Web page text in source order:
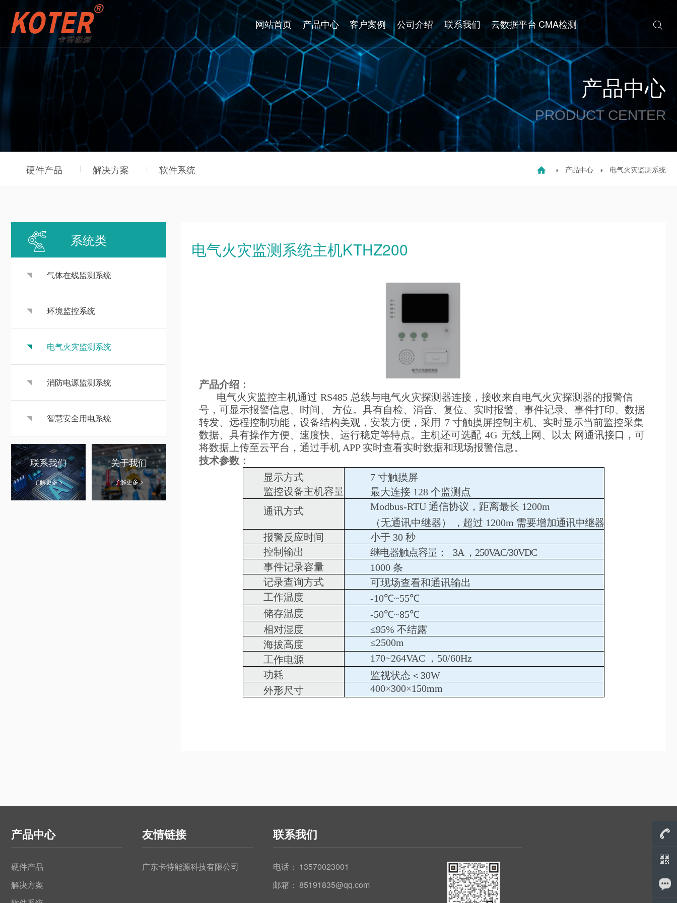

网站首页 产品中心 客户案例 公司介绍 联系我们 云数据平台 CMA检测
产品中心
PRODUCT CENTER
硬件产品 解决方案 软件系统   产品中心  电气火灾监测系统
系统类
气体在线监测系统
环境监控系统
电气火灾监测系统
消防电源监测系统
智慧安全用电系统
联系我们
了解更多 >
关于我们
了解更多 >
电气火灾监测系统主机KTHZ200
产品介绍：
电气火灾监控主机通过 RS485 总线与电气火灾探测器连接，接收来自电气火灾探测器的报警信
号，可显示报警信息、时间、 方位。具有自检、消音、复位、实时报警、事件记录、事件打印、数据
转发、远程控制功能，设备结构美观，安装方便，采用 7 寸触摸屏控制主机、实时显示当前监控采集
数据、具有操作方便、速度快、运行稳定等特点。主机还可选配 4G 无线上网、以太 网通讯接口，可
将数据上传至云平台，通过手机 APP 实时查看实时数据和现场报警信息。
技术参数：
显示方式
7 寸触摸屏
监控设备主机容量
最大连接 128 个监测点
通讯方式
Modbus-RTU 通信协议，距离最长 1200m
（无通讯中继器） ， 超过 1200m 需要增加通讯中继器
报警反应时间
小于 30 秒
控制输出
继电器触点容量： 3A ， 250VAC/30VDC
事件记录容量
1000 条
记录查询方式
可现场查看和通讯输出
工作温度
-10℃~55℃
储存温度
-50℃~85℃
相对湿度
≤95% 不结露
海拔高度
≤2500m
工作电源
170~264VAC ， 50/60Hz
功耗
监视状态＜30W
外形尺寸
400×300×150mm
产品中心
硬件产品
解决方案
友情链接
广东卡特能源科技有限公司
联系我们
电话： 13570023001
邮箱： 85191835@qq.com